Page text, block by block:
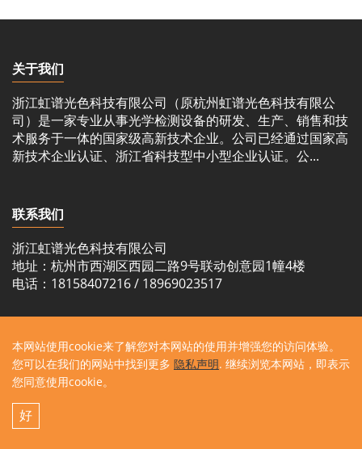
本网站使用cookie来了解您对本网站的使用并增强您的访问体验。
您可以在我们的网站中找到更多 隐私声明. 继续浏览本网站，即表示
您同意使用cookie。
好
关于我们
浙江虹谱光色科技有限公司（原杭州虹谱光色科技有限公
司）是一家专业从事光学检测设备的研发、生产、销售和技
术服务于一体的国家级高新技术企业。公司已经通过国家高
新技术企业认证、浙江省科技型中小型企业认证。公...
联系我们
浙江虹谱光色科技有限公司
地址：杭州市西湖区西园二路9号联动创意园1幢4楼
电话：18158407216 / 18969023517